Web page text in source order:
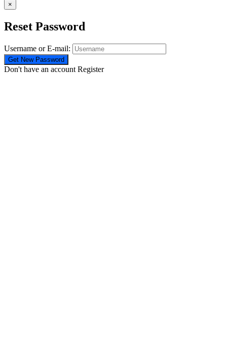
×
Reset Password
Username or E-mail:
Don't have an account Register